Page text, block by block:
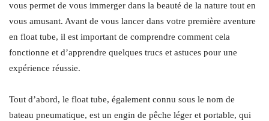
vous permet de vous immerger dans la beauté de la nature tout en
vous amusant. Avant de vous lancer dans votre première aventure
en float tube, il est important de comprendre comment cela
fonctionne et d’apprendre quelques trucs et astuces pour une
expérience réussie.
Tout d’abord, le float tube, également connu sous le nom de
bateau pneumatique, est un engin de pêche léger et portable, qui